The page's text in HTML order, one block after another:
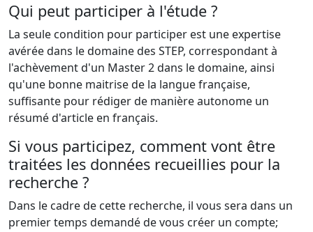
Qui peut participer à l'étude ?
La seule condition pour participer est une expertise
avérée dans le domaine des STEP, correspondant à
l'achèvement d'un Master 2 dans le domaine, ainsi
qu'une bonne maitrise de la langue française,
suffisante pour rédiger de manière autonome un
résumé d'article en français.
Si vous participez, comment vont être
traitées les données recueillies pour la
recherche ?
Dans le cadre de cette recherche, il vous sera dans un
premier temps demandé de vous créer un compte;